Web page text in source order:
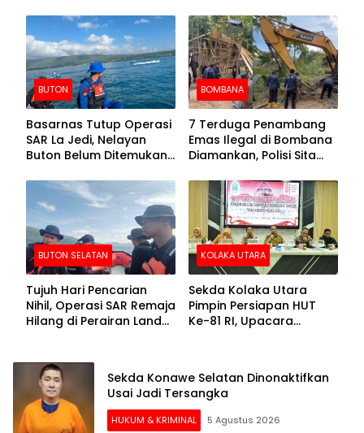
Kemasukan Air
BUTON
Basarnas Tutup Operasi
SAR La Jedi, Nelayan
Buton Belum Ditemukan
BOMBANA
7 Terduga Penambang
Emas Ilegal di Bombana
Diamankan, Polisi Sita
Crusher
BUTON SELATAN
Tujuh Hari Pencarian
Nihil, Operasi SAR Remaja
Hilang di Perairan Lande
KOLAKA UTARA
Sekda Kolaka Utara
Pimpin Persiapan HUT
Ke-81 RI, Upacara
Sekda Konawe Selatan Dinonaktifkan
Usai Jadi Tersangka
HUKUM & KRIMINAL 5 Agustus 2026